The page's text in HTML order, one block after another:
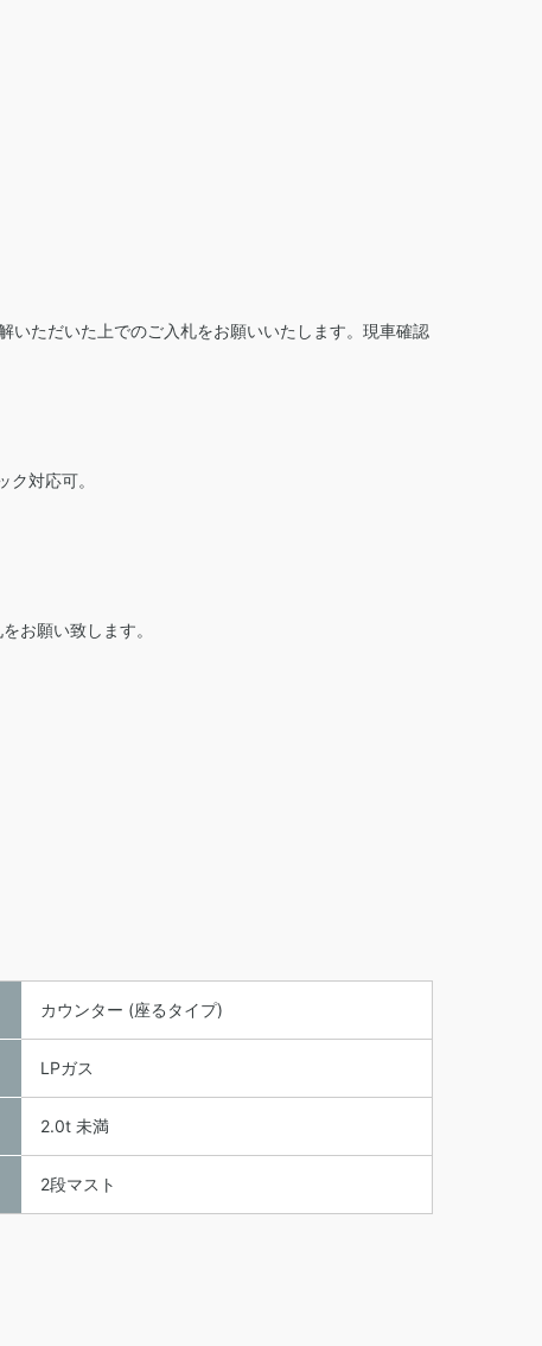
いただいた上でのご入札をお願いいたします。現車確認
対応可。
お願い致します。
カウンター (座るタイプ)
LPガス
2.0t 未満
2段マスト